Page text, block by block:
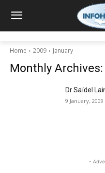
Home 2009 January
Monthly
Dr Saïdel
9 January, 2009
-